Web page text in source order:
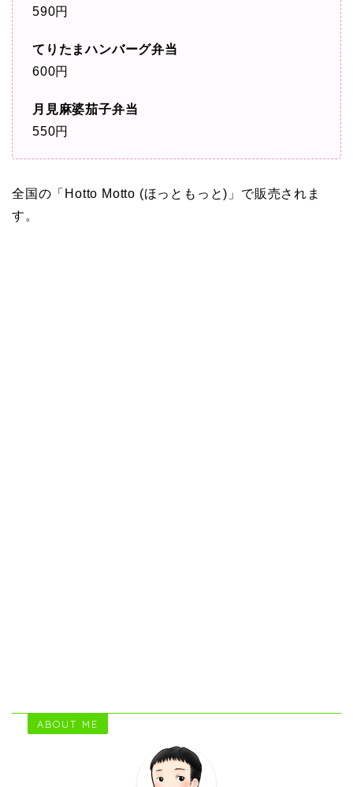
590円
てりたまハンバーグ弁当
600円
月見麻婆茄子弁当
550円
全国の「Hotto Motto (ほっともっと)」で販売されま
す。
ABOUT ME